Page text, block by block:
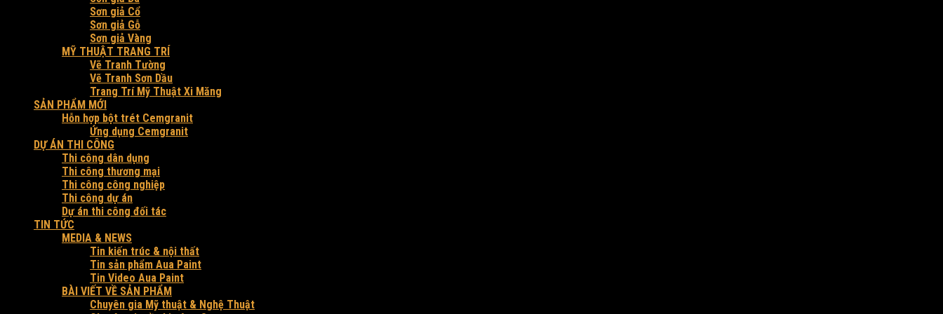
Sơn giả Cổ
Sơn giả Gỗ
Sơn giả Vàng
MỸ THUẬT TRANG TRÍ
Vẽ Tranh Tường
Vẽ Tranh Sơn Dầu
Trang Trí Mỹ Thuật Xi Măng
SẢN PHẨM MỚI
Hỗn hợp bột trét Cemgranit
Ứng dụng Cemgranit
DỰ ÁN THI CÔNG
Thi công dân dụng
Thi công thương mại
Thi công công nghiệp
Thi công dự án
Dự án thi công đối tác
TIN TỨC
MEDIA & NEWS
Tin kiến trúc & nội thất
Tin sản phẩm Aua Paint
Tin Video Aua Paint
BÀI VIẾT VỀ SẢN PHẨM
Chuyên gia Mỹ thuật & Nghệ Thuật